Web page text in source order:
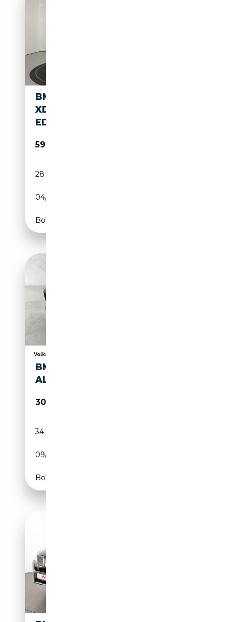
BMW X3 M50
XDRIVE+MEMORY+KAMERA+L
ED+NAVI+M-SPORT+
59 990€
28 000 km
04/2025
Boîte automatique
BMW 223D XDRIVE M SPORT
ALLRAD AUT
30 750€
34 790 km
09/2023
Boîte automatique